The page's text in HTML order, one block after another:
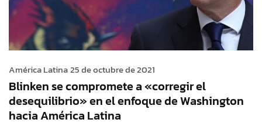
América Latina25 de octubre de 2021
Blinken se compromete a «corregir el
desequilibrio» en el enfoque de Washington
hacia América Latina